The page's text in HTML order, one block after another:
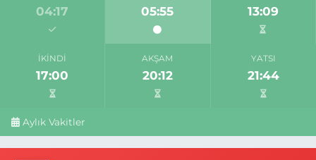
04:17 05:55 13:09
İKINDI
17:00
AKŞAM
20:12
YATSI
21:44
Aylık Vakitler